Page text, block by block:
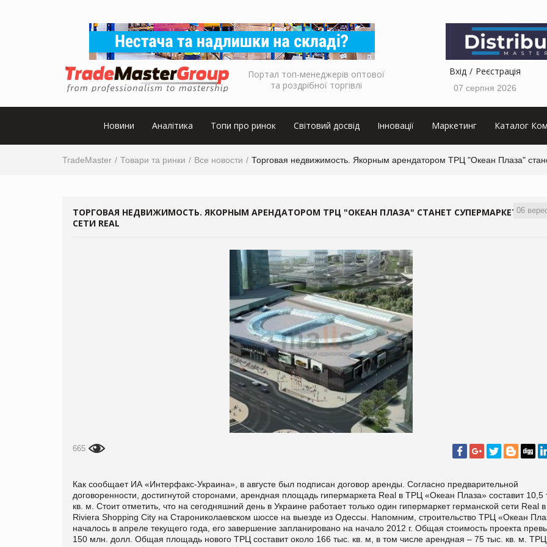
Портал топ-менеджерів оптової
та роздрібної торгівлі
Вхід Реєстрація
07 серпня 2026
Новини Аналітика Топи про ринок Світовий досвід Інновації Маркетинг Каталог
TradeMaster Товари та ринки Все новости Торговая недвижимость. Якорным арендатором ТРЦ "Океан Плаза"
06
ТОРГОВАЯ НЕДВИЖИМОСТЬ. ЯКОРНЫМ АРЕНДАТОРОМ ТРЦ "ОКЕАН ПЛАЗА" СТАНЕТ СУПЕРМАРКЕТ
СЕТИ REAL
665
Как сообщает ИА «Интерфакс-Украина», в августе был подписан договор аренды. Согласно предварительной
договоренности, достигнутой сторонами, арендная площадь гипермаркета Real в ТРЦ «Океан Плаза» составит 10,5
кв. м. Стоит отметить, что на сегодняшний день в Украине работает только один гипермаркет германской сети Real
Riviera Shopping City на Старониколаевском шоссе на выезде из Одессы. Напомним, строительство ТРЦ «Океан
началось в апреле текущего года, его завершение запланировано на начало 2012 г. Общая стоимость проекта
150 млн. долл. Общая площадь нового ТРЦ составит около 166 тыс. кв. м, в том числе арендная – 75 тыс. кв. м. ТРЦ